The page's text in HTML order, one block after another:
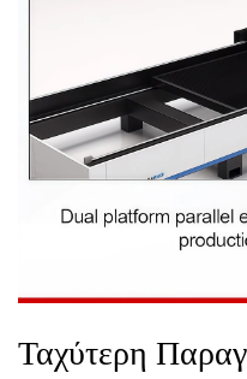
Ταχύτερη